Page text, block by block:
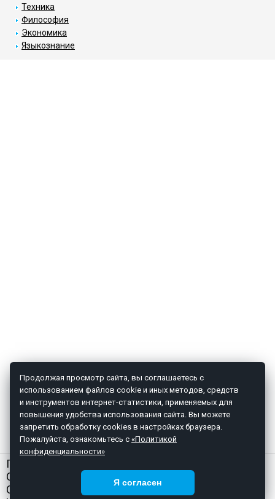
Техника
Философия
Экономика
Языкознание
ГЛАВНАЯ
О НАС
СТАТЬИ
Продолжая просмотр сайта, вы соглашаетесь с
использованием файлов cookie и иных методов, средств
и инструментов интернет-статистики, применяемых для
повышения удобства использования сайта. Вы можете
запретить обработку cookies в настройках браузера.
Пожалуйста, ознакомьтесь с «Политикой
конфиденциальности»
Я согласен